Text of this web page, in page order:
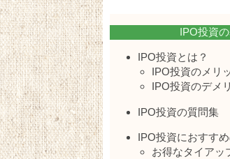
IPO投資
IPO投資とは？
IPO投資のメリ
IPO投資のデメ
IPO投資の質問集
IPO投資におすす
お得なタイアッ